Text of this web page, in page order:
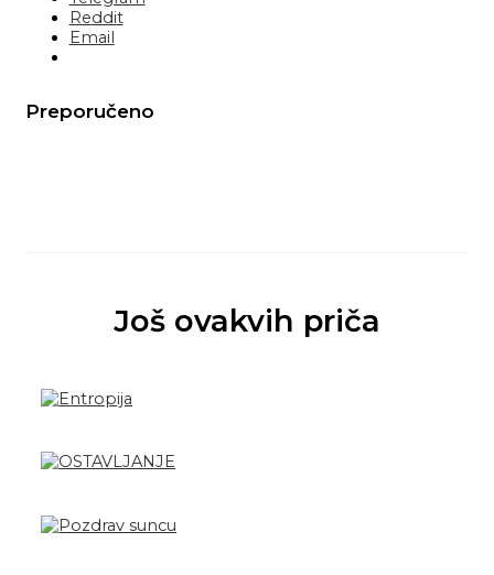
Reddit
Email
Preporučeno
Još ovakvih priča